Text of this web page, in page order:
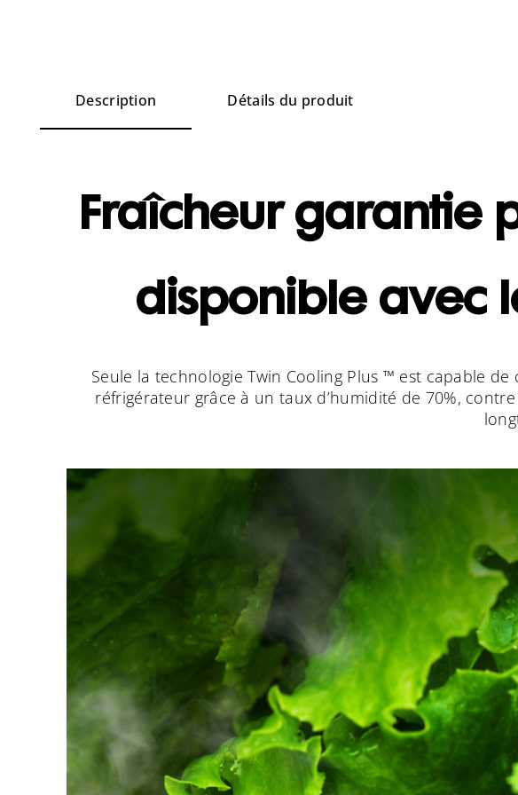
Description Détails du produit
Fraîcheur garantie
disponible avec
Seule la technologie Twin Cooling Plus ™ est capable
réfrigérateur grâce à un taux d’humidité de 70%,